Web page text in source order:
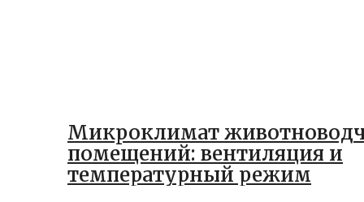
Микроклимат
помещений: вентиляция и
температурный режим